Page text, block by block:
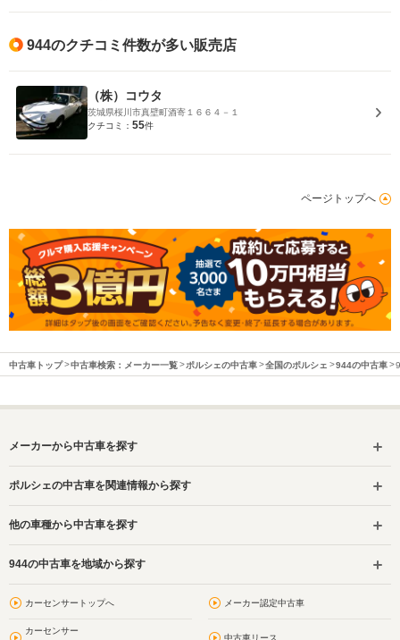
944のクチコミ件数が多い販売店
（株）コウタ
茨城県桜川市真壁町酒寄１６６４－１
クチコミ： 55件
ページトップへ
中古車トップ 中古車検索：メーカー一覧 ポルシェの中古車 全国のポルシェ 944の中古車
メーカーから中古車を探す
ポルシェの中古車を関連情報から探す
他の車種から中古車を探す
944の中古車を地域から探す
カーセンサートップへ メーカー認定中古車
カーセンサー
中古車リース